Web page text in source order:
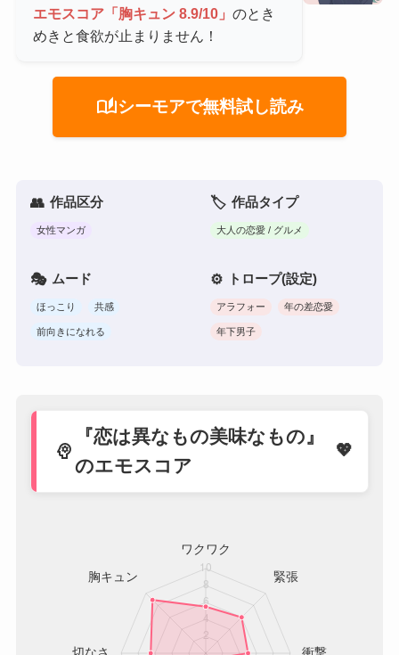
エモスコア「胸キュン 8.9/10」のとき
めきと食欲が止まりません！
auto_storiesシーモアで無料試し読み
作品区分
女性マンガ
作品タイプ
大人の恋愛 / グルメ
ムード
ほっこり 共感
前向きになれる
トロープ(設定)
アラフォー 年の差恋愛
年下男子
psychology
『恋は異なもの美味なもの』
のエモスコア